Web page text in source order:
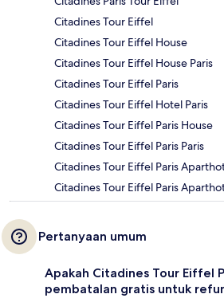
Citadines Tour Eiffel
Citadines Tour Eiffel House
Citadines Tour Eiffel House Paris
Citadines Tour Eiffel Paris
Citadines Tour Eiffel Hotel Paris
Citadines Tour Eiffel Paris House
Citadines Tour Eiffel Paris Paris
Citadines Tour Eiffel Paris
Citadines Tour Eiffel Paris
Pertanyaan umum
Apakah Citadines Tour Eiffel
pembatalan gratis untuk